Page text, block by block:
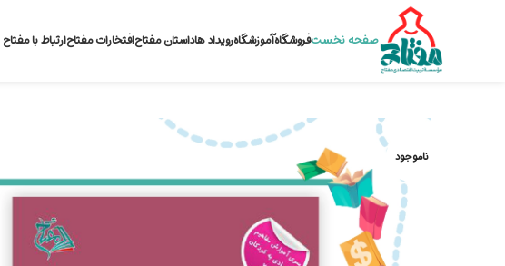
صفحه نخستفروشگاهآموزشگاهرویداد هاداستان مفتاحافتخارات مفتاحارتباط با مفتاح
ناموجود